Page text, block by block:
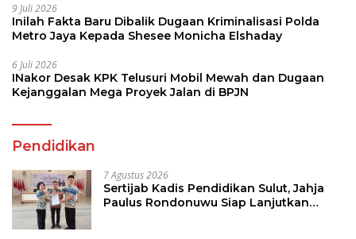
9 Juli 2026
Inilah Fakta Baru Dibalik Dugaan Kriminalisasi Polda
Metro Jaya Kepada Shesee Monicha Elshaday
6 Juli 2026
INakor Desak KPK Telusuri Mobil Mewah dan Dugaan
Kejanggalan Mega Proyek Jalan di BPJN
Pendidikan
7 Agustus 2026
Sertijab Kadis Pendidikan Sulut, Jahja
Paulus Rondonuwu Siap Lanjutkan